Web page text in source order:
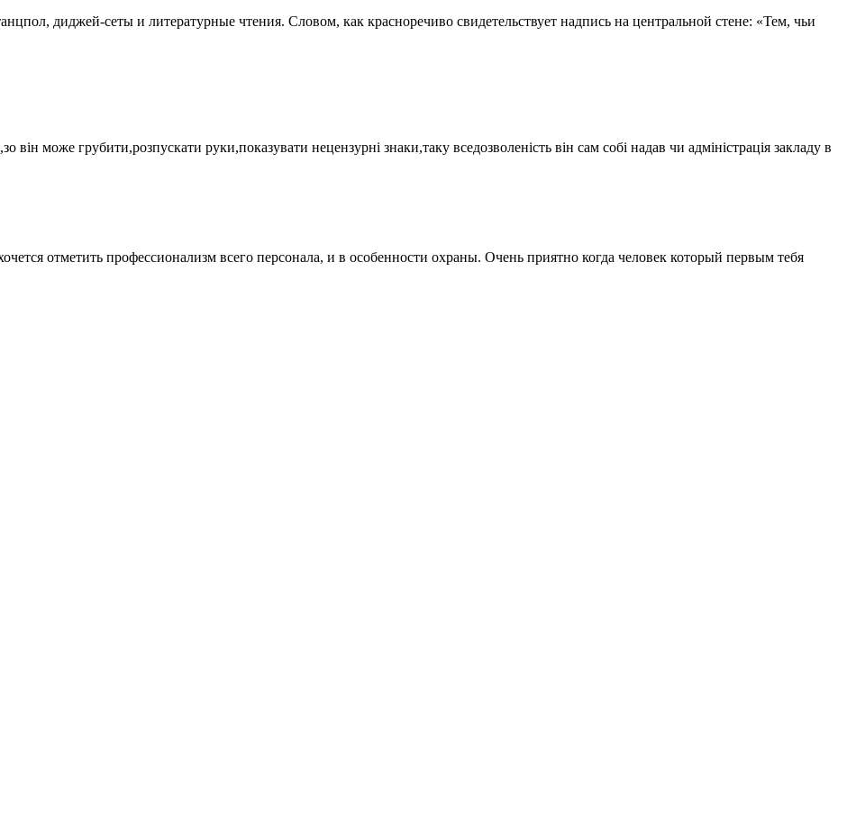
диджей-сеты и литературные чтения. Словом, как красноречиво свидетельствует надпись на центральной стене: «Тем, чьи
може грубити,розпускати руки,показувати нецензурні знаки,таку вседозволеність він сам собі надав чи адміністрація закладу в
отметить профессионализм всего персонала, и в особенности охраны. Очень приятно когда человек который первым тебя